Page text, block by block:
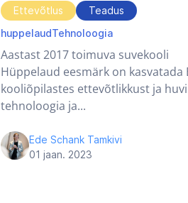
Ettevõtlus
Teadus
huppelaudTehnoloogia
Aastast 2017 toimuva suvekooli
Hüppelaud eesmärk on kasvatada
kooliõpilastes ettevõtlikkust ja huvi
tehnoloogia ja...
Ede Schank Tamkivi
01 jaan. 2023